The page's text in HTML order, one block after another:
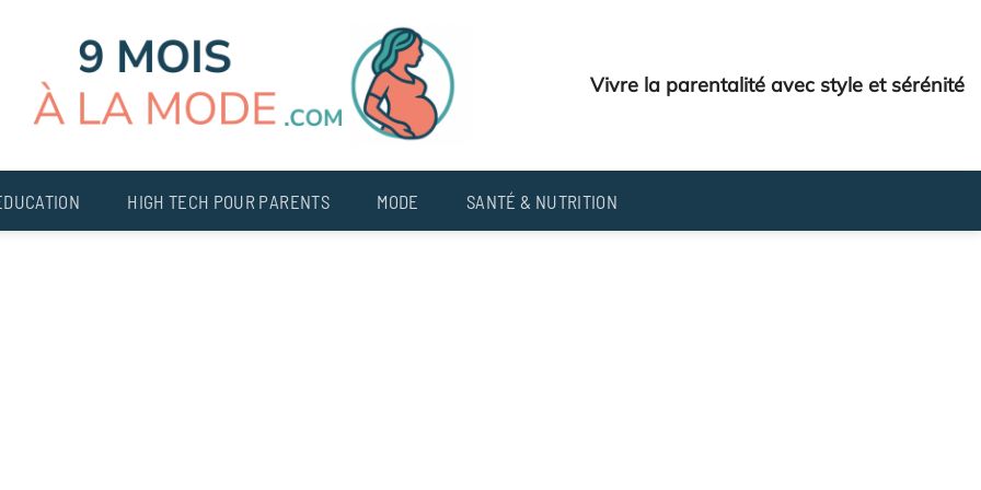
Vivre la parentalité avec style et sérénité
HIGH TECH POUR PARENTS MODE SANTÉ & NUTRITION